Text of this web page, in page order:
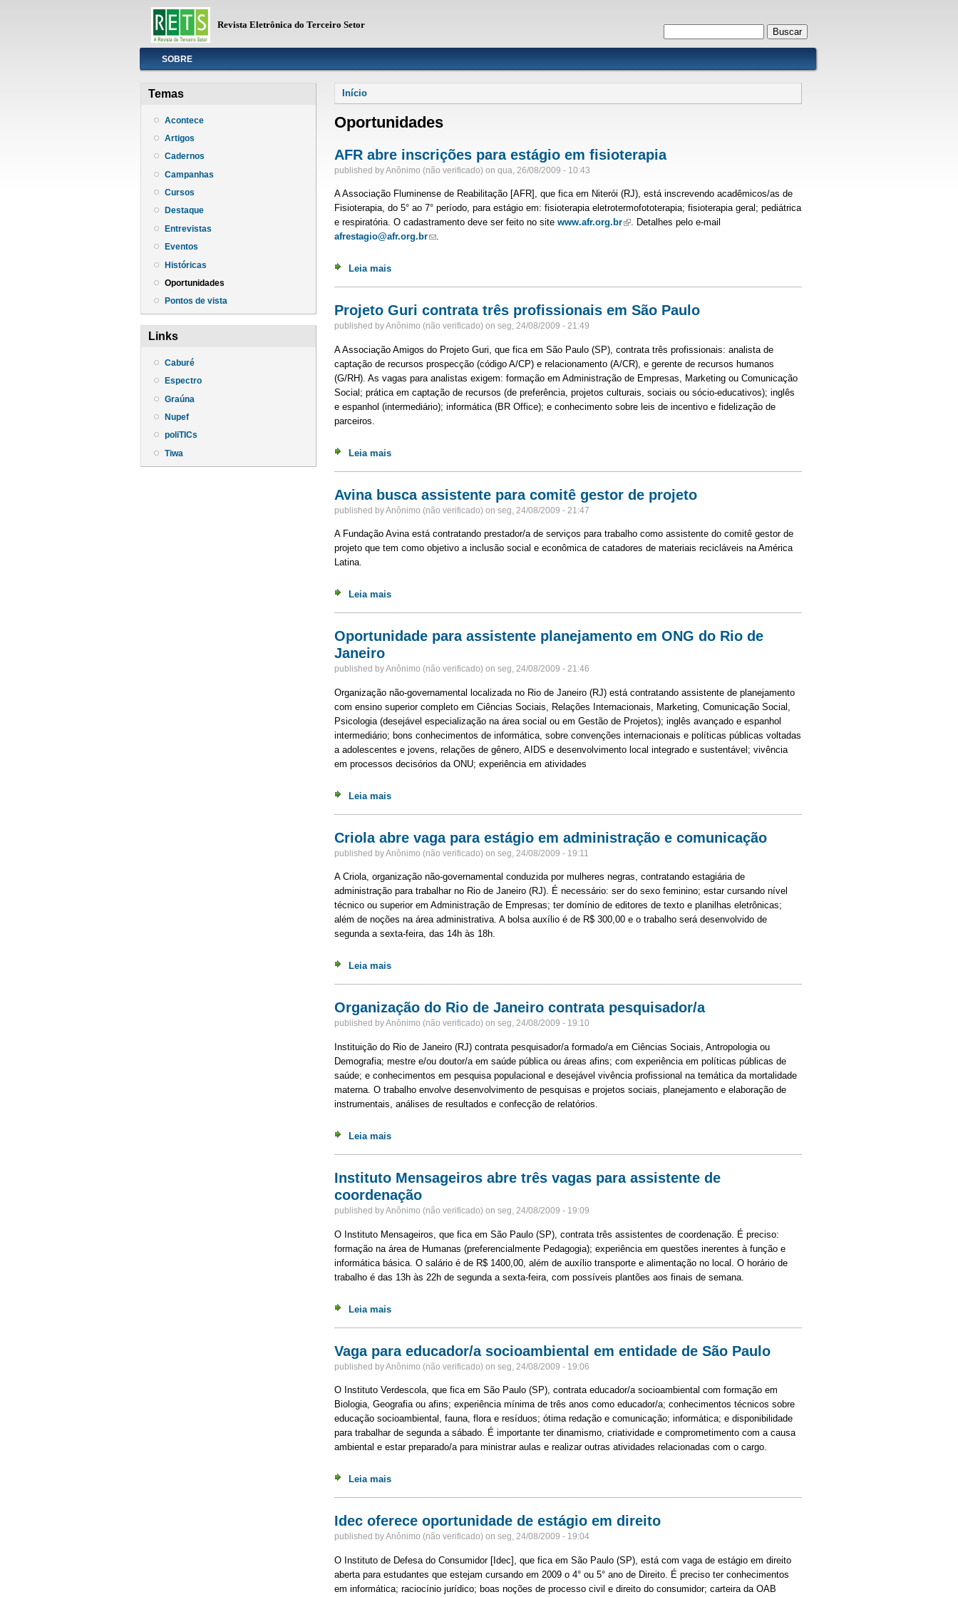
Revista Eletrônica do Terceiro Setor Formulário de busca
InfoSOBRE
Temas
Acontece
Artigos
Cadernos
Campanhas
Cursos
Destaque
Entrevistas
Eventos
Históricas
Oportunidades
Pontos de vista
Links
Caburé
Espectro
Graúna
Nupef
poliTICs
Tiwa
Você está aqui
Início
Oportunidades
AFR abre inscrições para estágio em fisioterapia
published byAnônimo (não verificado) on qua, 26/08/2009 - 10:43
A Associação Fluminense de Reabilitação [AFR], que fica em Niterói (RJ), está inscrevendo acadêmicos/as de
Fisioterapia, do 5° ao 7° período, para estágio em: fisioterapia eletrotermofototerapia; fisioterapia geral; pediátrica
e respiratória. O cadastramento deve ser feito no site www.afr.org.br(link is external)
. Detalhes pelo e-mail
afrestagio@afr.org.br(link sends e-mail)
Leia mais
Projeto Guri contrata três profissionais em São Paulo
published byAnônimo (não verificado) on seg, 24/08/2009 - 21:49
A Associação Amigos do Projeto Guri, que fica em São Paulo (SP), contrata três profissionais: analista de
captação de recursos prospecção (código A/CP) e relacionamento (A/CR), e gerente de recursos humanos
(G/RH). As vagas para analistas exigem: formação em Administração de Empresas, Marketing ou Comunicação
Social; prática em captação de recursos (de preferência, projetos culturais, sociais ou sócio-educativos); inglês
e espanhol (intermediário); informática (BR Office); e conhecimento sobre leis de incentivo e fidelização de
parceiros.
Leia mais
Avina busca assistente para comitê gestor de projeto
published byAnônimo (não verificado) on seg, 24/08/2009 - 21:47
A Fundação Avina está contratando prestador/a de serviços para trabalho como assistente do comitê gestor de
projeto que tem como objetivo a inclusão social e econômica de catadores de materiais recicláveis na América
Latina.
Leia mais
Oportunidade para assistente planejamento em ONG do Rio de
Janeiro
published byAnônimo (não verificado) on seg, 24/08/2009 - 21:46
Organização não-governamental localizada no Rio de Janeiro (RJ) está contratando assistente de planejamento
com ensino superior completo em Ciências Sociais, Relações Internacionais, Marketing, Comunicação Social,
Psicologia (desejável especialização na área social ou em Gestão de Projetos); inglês avançado e espanhol
intermediário; bons conhecimentos de informática, sobre convenções internacionais e políticas públicas voltadas
a adolescentes e jovens, relações de gênero, AIDS e desenvolvimento local integrado e sustentável; vivência
em processos decisórios da ONU; experiência em atividades
Leia mais
Criola abre vaga para estágio em administração e comunicação
published byAnônimo (não verificado) on seg, 24/08/2009 - 19:11
A Criola, organização não-governamental conduzida por mulheres negras, contratando estagiária de
administração para trabalhar no Rio de Janeiro (RJ). É necessário: ser do sexo feminino; estar cursando nível
técnico ou superior em Administração de Empresas; ter domínio de editores de texto e planilhas eletrônicas;
além de noções na área administrativa. A bolsa auxílio é de R$ 300,00 e o trabalho será desenvolvido de
segunda a sexta-feira, das 14h às 18h.
Leia mais
Organização do Rio de Janeiro contrata pesquisador/a
published byAnônimo (não verificado) on seg, 24/08/2009 - 19:10
Instituição do Rio de Janeiro (RJ) contrata pesquisador/a formado/a em Ciências Sociais, Antropologia ou
Demografia; mestre e/ou doutor/a em saúde pública ou áreas afins; com experiência em políticas públicas de
saúde; e conhecimentos em pesquisa populacional e desejável vivência profissional na temática da mortalidade
materna. O trabalho envolve desenvolvimento de pesquisas e projetos sociais, planejamento e elaboração de
instrumentais, análises de resultados e confecção de relatórios.
Leia mais
Instituto Mensageiros abre três vagas para assistente de
coordenação
published byAnônimo (não verificado) on seg, 24/08/2009 - 19:09
O Instituto Mensageiros, que fica em São Paulo (SP), contrata três assistentes de coordenação. É preciso:
formação na área de Humanas (preferencialmente Pedagogia); experiência em questões inerentes à função e
informática básica. O salário é de R$ 1400,00, além de auxílio transporte e alimentação no local. O horário de
trabalho é das 13h às 22h de segunda a sexta-feira, com possíveis plantões aos finais de semana.
Leia mais
Vaga para educador/a socioambiental em entidade de São Paulo
published byAnônimo (não verificado) on seg, 24/08/2009 - 19:06
O Instituto Verdescola, que fica em São Paulo (SP), contrata educador/a socioambiental com formação em
Biologia, Geografia ou afins; experiência mínima de três anos como educador/a; conhecimentos técnicos sobre
educação socioambiental, fauna, flora e resíduos; ótima redação e comunicação; informática; e disponibilidade
para trabalhar de segunda a sábado. É importante ter dinamismo, criatividade e comprometimento com a causa
ambiental e estar preparado/a para ministrar aulas e realizar outras atividades relacionadas com o cargo.
Leia mais
Idec oferece oportunidade de estágio em direito
published byAnônimo (não verificado) on seg, 24/08/2009 - 19:04
O Instituto de Defesa do Consumidor [Idec], que fica em São Paulo (SP), está com vaga de estágio em direito
aberta para estudantes que estejam cursando em 2009 o 4° ou 5° ano de Direito. É preciso ter conhecimentos
em informática; raciocínio jurídico; boas noções de processo civil e direito do consumidor; carteira da OAB